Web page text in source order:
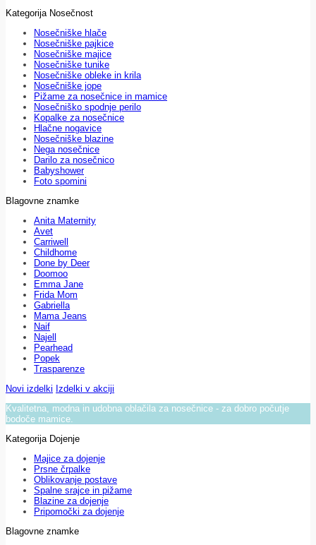
Kategorija Nosečnost
Nosečniške hlače
Nosečniške pajkice
Nosečniške majice
Nosečniške tunike
Nosečniške obleke in krila
Nosečniške jope
Pižame za nosečnice in mamice
Nosečniško spodnje perilo
Kopalke za nosečnice
Hlačne nogavice
Nosečniške blazine
Nega nosečnice
Darilo za nosečnico
Babyshower
Foto spomini
Blagovne znamke
Anita Maternity
Avet
Carriwell
Childhome
Done by Deer
Doomoo
Emma Jane
Frida Mom
Gabriella
Mama Jeans
Naif
Najell
Pearhead
Popek
Trasparenze
Novi izdelki Izdelki v akciji
Kvalitetna, modna in udobna oblačila za nosečnice - za dobro počutje
bodoče mamice.
Kategorija Dojenje
Majice za dojenje
Prsne črpalke
Oblikovanje postave
Spalne srajce in pižame
Blazine za dojenje
Pripomočki za dojenje
Blagovne znamke